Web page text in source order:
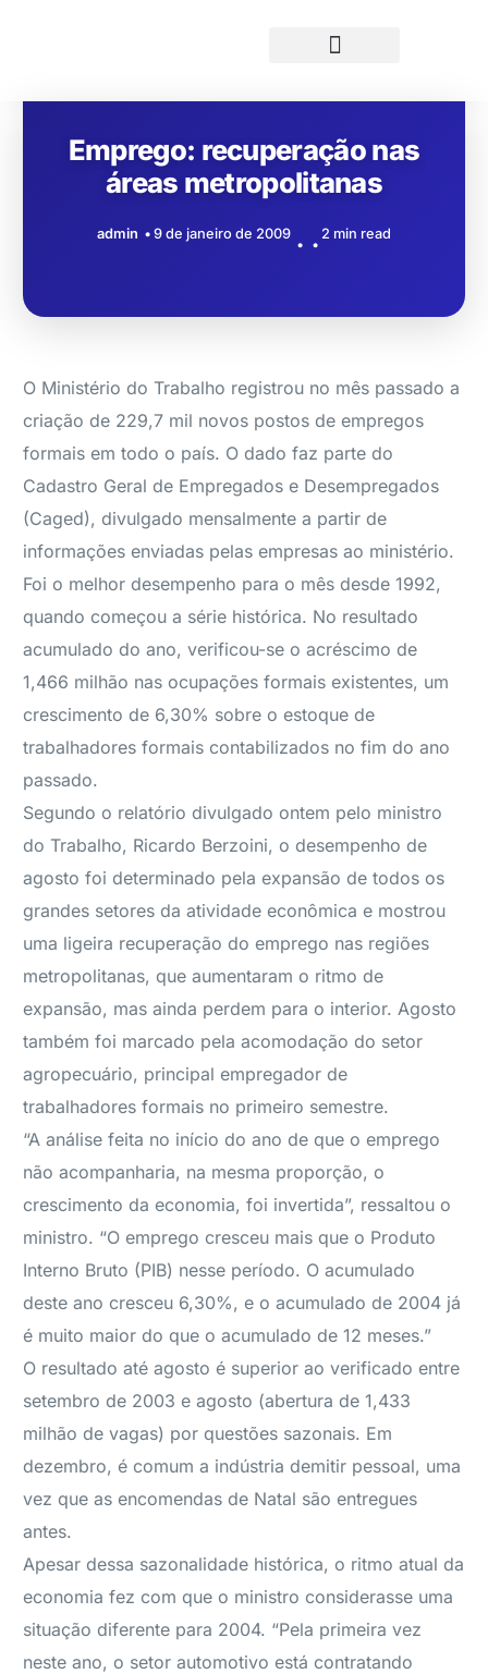
Emprego: recuperação nas
áreas metropolitanas
admin 9 de janeiro de 2009 2 min read
O Ministério do Trabalho registrou no mês passado a
criação de 229,7 mil novos postos de empregos
formais em todo o país. O dado faz parte do
Cadastro Geral de Empregados e Desempregados
(Caged), divulgado mensalmente a partir de
informações enviadas pelas empresas ao ministério.
Foi o melhor desempenho para o mês desde 1992,
quando começou a série histórica. No resultado
acumulado do ano, verificou-se o acréscimo de
1,466 milhão nas ocupações formais existentes, um
crescimento de 6,30% sobre o estoque de
trabalhadores formais contabilizados no fim do ano
passado.
Segundo o relatório divulgado ontem pelo ministro
do Trabalho, Ricardo Berzoini, o desempenho de
agosto foi determinado pela expansão de todos os
grandes setores da atividade econômica e mostrou
uma ligeira recuperação do emprego nas regiões
metropolitanas, que aumentaram o ritmo de
expansão, mas ainda perdem para o interior. Agosto
também foi marcado pela acomodação do setor
agropecuário, principal empregador de
trabalhadores formais no primeiro semestre.
“A análise feita no início do ano de que o emprego
não acompanharia, na mesma proporção, o
crescimento da economia, foi invertida”, ressaltou o
ministro. “O emprego cresceu mais que o Produto
Interno Bruto (PIB) nesse período. O acumulado
deste ano cresceu 6,30%, e o acumulado de 2004 já
é muito maior do que o acumulado de 12 meses.”
O resultado até agosto é superior ao verificado entre
setembro de 2003 e agosto (abertura de 1,433
milhão de vagas) por questões sazonais. Em
dezembro, é comum a indústria demitir pessoal, uma
vez que as encomendas de Natal são entregues
antes.
Apesar dessa sazonalidade histórica, o ritmo atual da
economia fez com que o ministro considerasse uma
situação diferente para 2004. “Pela primeira vez
neste ano, o setor automotivo está contratando